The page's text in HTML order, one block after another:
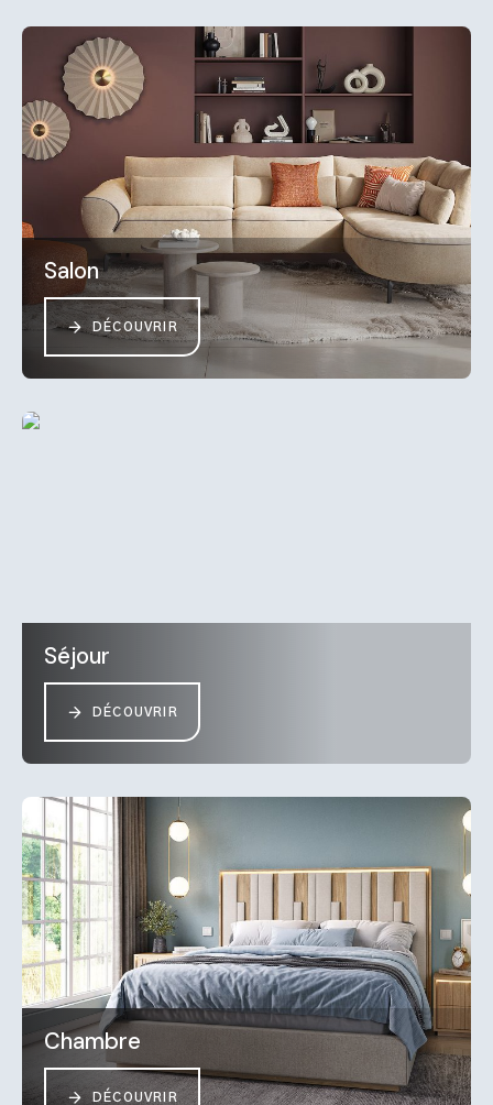
Salon
DÉCOUVRIR
Séjour
DÉCOUVRIR
Chambre
DÉCOUVRIR